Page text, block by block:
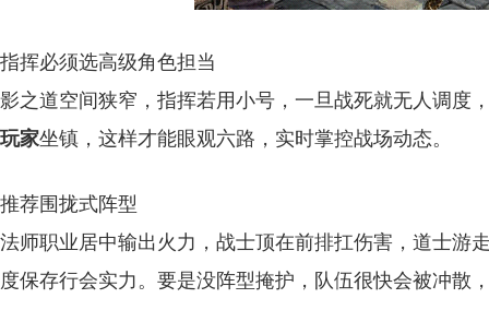
指挥必须选高级角色担当
影之道空间狭窄，指挥若用小号，一旦战死就无人调度
玩家坐镇，这样才能眼观六路，实时掌控战场动态。
推荐围拢式阵型
法师职业居中输出火力，战士顶在前排扛伤害，道士
度保存行会实力。要是没阵型掩护，队伍很快会被冲散